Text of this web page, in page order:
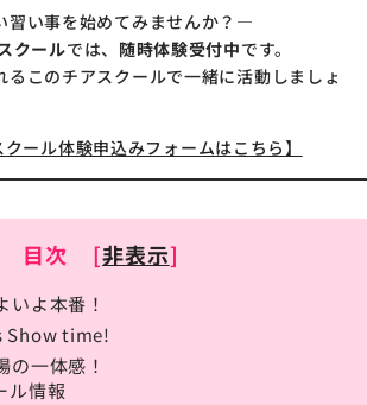
習い事を始めてみませんか？―
クールでは、 随時体験受付中です。
るこのチアスクールで一緒に活動しましょ
クール体験申込みフォームはこちら】
目次 [非表示]
いよ本番！
Show time!
の一体感！
ル情報